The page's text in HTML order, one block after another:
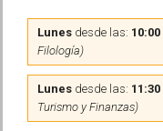
Lunes desde las: 10:00
Filología)
Lunes desde las: 11:30
Turismo y Finanzas)